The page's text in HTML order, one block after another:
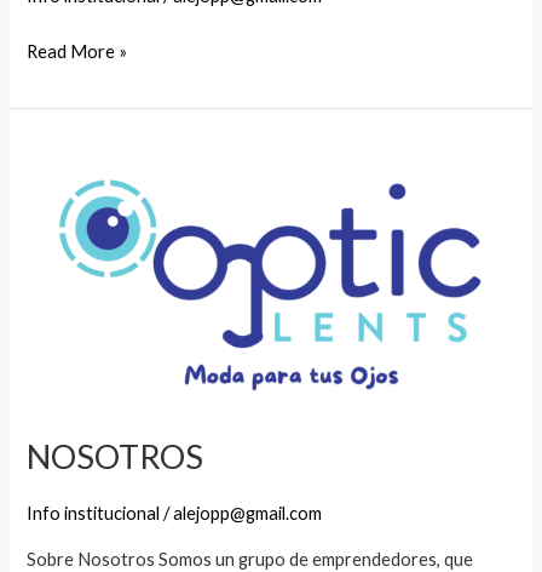
SERVICIOS
Read More »
NOSOTROS
Info institucional /alejopp@gmail.com
Sobre Nosotros Somos un grupo de emprendedores, que